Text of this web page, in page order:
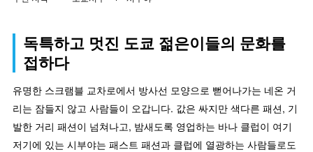
독특하고 멋진 도쿄 젊은이들의 문화를
접하다
유명한 스크램블 교차로에서 방사선 모양으로 뻗어나가는 네온 거
리는 잠들지 않고 사람들이 오갑니다. 값은 싸지만 색다른 패션, 기
발한 거리 패션이 넘쳐나고, 밤새도록 영업하는 바나 클럽이 여기
저기에 있는 시부야는 패스트 패션과 클럽에 열광하는 사람들로도